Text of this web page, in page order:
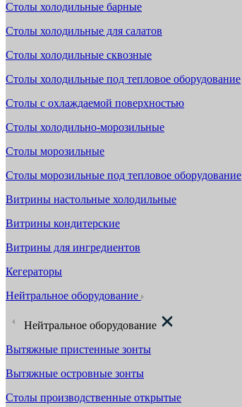
Столы холодильные барные
Столы холодильные для салатов
Столы холодильные сквозные
Столы холодильные под тепловое оборудование
Столы с охлаждаемой поверхностью
Столы холодильно-морозильные
Столы морозильные
Столы морозильные под тепловое оборудование
Витрины настольные холодильные
Витрины кондитерские
Витрины для ингредиентов
Кегераторы
Нейтральное оборудование
Нейтральное оборудование
Вытяжные пристенные зонты
Вытяжные островные зонты
Столы производственные открытые